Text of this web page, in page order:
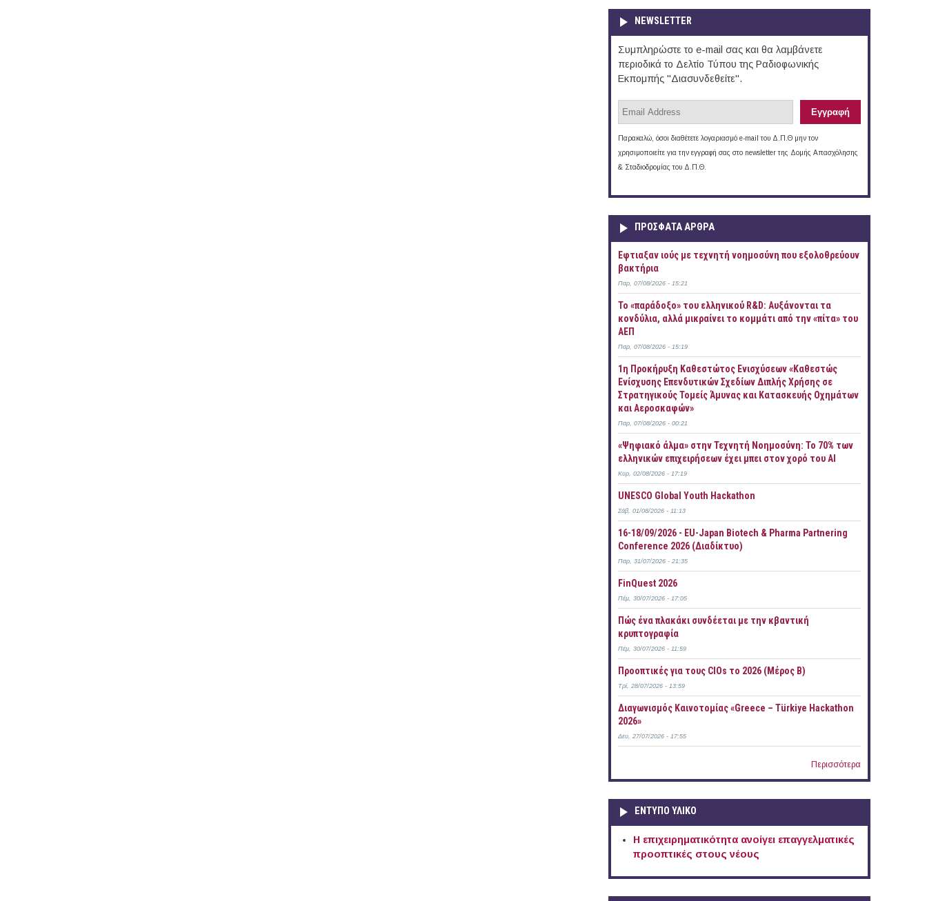
NEWSLETTER
Συμπληρώστε το e-mail σας και θα λαμβάνετε
περιοδικά το Δελτίο Τύπου της Ραδιοφωνικής
Εκπομπής "Διασυνδεθείτε".
Παρακαλώ, όσοι διαθέτετε λογαριασμό e-mail του Δ.Π.Θ μην τον
χρησιμοποιείτε για την εγγραφή σας στο newsletter της Δομής Απασχόλησης
& Σταδιοδρομίας του Δ.Π.Θ.
ΠΡOΣΦΑΤΑ AΡΘΡΑ
Έφτιαξαν ιούς με τεχνητή νοημοσύνη που εξολοθρεύουν
βακτήρια
Παρ, 07/08/2026 - 15:21
Το «παράδοξο» του ελληνικού R&D: Αυξάνονται τα
κονδύλια, αλλά μικραίνει το κομμάτι από την «πίτα» του
ΑΕΠ
Παρ, 07/08/2026 - 15:19
1η Προκήρυξη Καθεστώτος Ενισχύσεων «Καθεστώς
Ενίσχυσης Επενδυτικών Σχεδίων Διπλής Χρήσης σε
Στρατηγικούς Τομείς Άμυνας και Κατασκευής Οχημάτων
και Αεροσκαφών»
Παρ, 07/08/2026 - 00:21
«Ψηφιακό άλμα» στην Τεχνητή Νοημοσύνη: Το 70% των
ελληνικών επιχειρήσεων έχει μπει στον χορό του AI
Κυρ, 02/08/2026 - 17:19
UNESCO Global Youth Hackathon
Σάβ, 01/08/2026 - 11:13
16-18/09/2026 - EU-Japan Biotech & Pharma Partnering
Conference 2026 (Διαδίκτυο)
Παρ, 31/07/2026 - 21:35
FinQuest 2026
Πέμ, 30/07/2026 - 17:05
Πώς ένα πλακάκι συνδέεται με την κβαντική
κρυπτογραφία
Πέμ, 30/07/2026 - 11:59
Προοπτικές για τους CIOs το 2026 (Μέρος Β)
Τρί, 28/07/2026 - 13:59
Διαγωνισμός Καινοτομίας «Greece – Türkiye Hackathon
2026»
Δευ, 27/07/2026 - 17:55
Περισσότερα
ΕΝΤΥΠΟ ΥΛΙΚΟ
Η επιχειρηματικότητα ανοίγει επαγγελματικές
προοπτικές στους νέους